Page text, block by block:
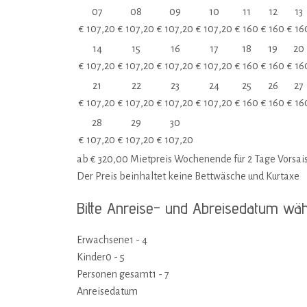
07
€ 107,20
08
€ 107,20
09
€ 107,20
10
€ 107,20
11
€ 160
12
€ 160
13
€
14
€ 107,20
15
€ 107,20
16
€ 107,20
17
€ 107,20
18
€ 160
19
€ 160
20
€
21
€ 107,20
22
€ 107,20
23
€ 107,20
24
€ 107,20
25
€ 160
26
€ 160
27
€
28
€ 107,20
29
€ 107,20
30
€ 107,20
ab € 320,00 Mietpreis Wochenende für 2 Tage
Der Preis beinhaltet keine Bettwäsche und Kurtaxe
Bitte Anreise- und Abreisedatum
Erwachsene1 - 4
Kinder0 - 5
Personen gesamt1 - 7
Anreisedatum